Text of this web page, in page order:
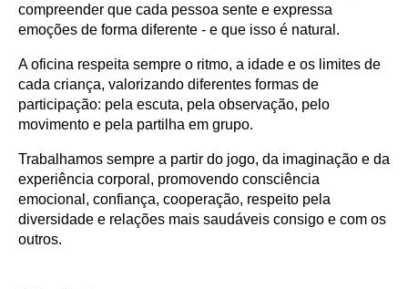
compreender que cada pessoa sente e expressa
emoções de forma diferente - e que isso é natural.
A oficina respeita sempre o ritmo, a idade e os limites de
cada criança, valorizando diferentes formas de
participação: pela escuta, pela observação, pelo
movimento e pela partilha em grupo.
Trabalhamos sempre a partir do jogo, da imaginação e da
experiência corporal, promovendo consciência
emocional, confiança, cooperação, respeito pela
diversidade e relações mais saudáveis consigo e com os
outros.